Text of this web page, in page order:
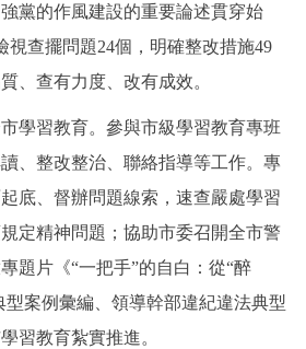
黨的作風建設的重要論述貫穿始
查擺問題24個，明確整改措施49
、查有力度、改有成效。
習教育。參與市級學習教育專班
、整改整治、聯絡指導等工作。專
底、督辦問題線索，速查嚴處學習
定精神問題；協助市委召開全市警
題片《“一把手”的自白：從“醉
型案例彙編、領導幹部違紀違法典型
習教育紮實推進。